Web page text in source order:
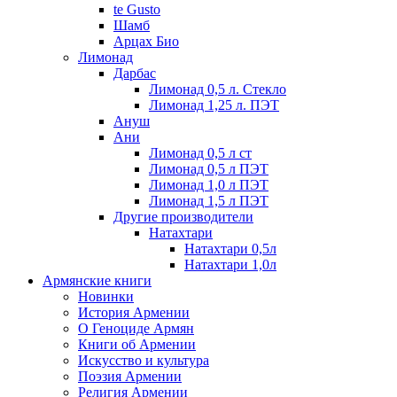
te Gusto
Шамб
Арцах Био
Лимонад
Дарбас
Лимонад 0,5 л. Стекло
Лимонад 1,25 л. ПЭТ
Ануш
Ани
Лимонад 0,5 л ст
Лимонад 0,5 л ПЭТ
Лимонад 1,0 л ПЭТ
Лимонад 1,5 л ПЭТ
Другие производители
Натахтари
Натахтари 0,5л
Натахтари 1,0л
Армянские книги
Новинки
История Армении
О Геноциде Армян
Книги об Армении
Иcкусство и культура
Поэзия Армении
Религия Армении